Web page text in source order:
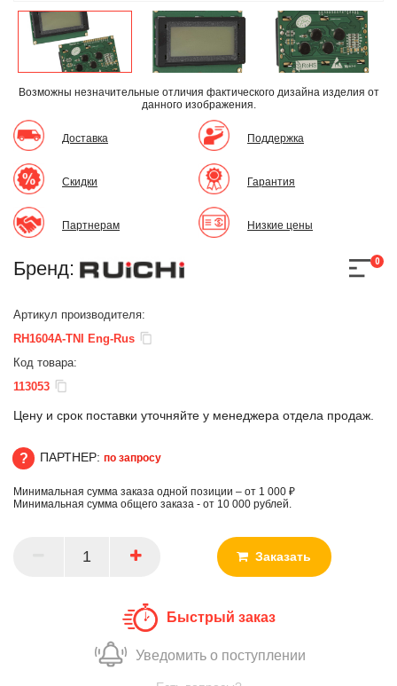
Возможны незначительные отличия фактического дизайна изделия от
данного изображения.
Доставка
Скидки
Партнерам
Поддержка
Гарантия
Низкие цены
Бренд: 0
Артикул производителя:
RH1604A-TNI Eng-Rus
Код товара:
113053
Цену и срок поставки уточняйте у менеджера отдела продаж.
ПАРТНЕР
ПАРТНЕР: по запросу
Минимальная сумма заказа одной позиции – от 1 000 ₽
Минимальная сумма общего заказа - от 10 000 рублей.
Заказать
Быстрый заказ
Уведомить о поступлении